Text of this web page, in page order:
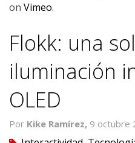
on Vimeo.
Flokk: una
iluminación
OLED
Por Kike Ramírez, 9 octubre